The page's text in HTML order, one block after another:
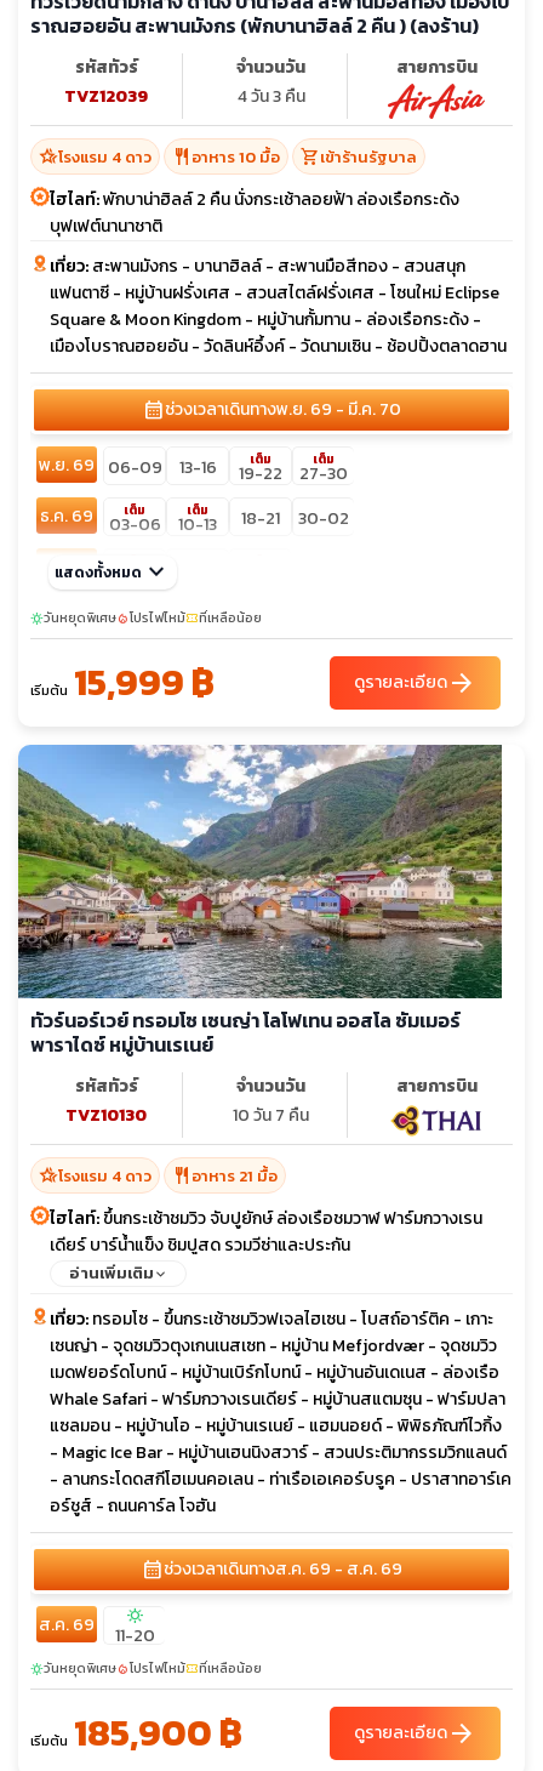
ราณฮอยอัน สะพานมังกร (พักบานาฮิลล์ 2 คืน ) (ลงร้าน)
รหัสทัวร์
TVZ12039
จำนวนวัน
4 วัน 3 คืน
สายการบิน
hotel_classโรงแรม 4 ดาว restaurant อาหาร 10 มื้อ shopping_cartเข้าร้านรัฐบาล
ไฮไลท์:พักบาน่าฮิลล์ 2 คืน นั่งกระเช้าลอยฟ้า ล่องเรือกระด้ง
บุฟเฟต์นานาชาติ
เที่ยว:สะพานมังกร - บานาฮิลล์ - สะพานมือสีทอง - สวนสนุก
แฟนตาซี - หมู่บ้านฝรั่งเศส - สวนสไตล์ฝรั่งเศส - โซนใหม่ Eclipse
Square & Moon Kingdom - หมู่บ้านกั้มทาน - ล่องเรือกระด้ง -
เมืองโบราณฮอยอัน - วัดลินห์อึ้งค์ - วัดนามเซิน - ช้อปปิ้งตลาดฮาน
calendar_monthช่วงเวลาเดินทางพ.ย. 69 - มี.ค. 70
พ.ย. 69 06-09 13-16 เต็ม
19-22
เต็ม
27-30
ธ.ค. 69
เต็ม
03-06
เต็ม
10-13 18-21
30-02
ม.ค. 70
08-11
ก.พ. 70
เต็ม
26-01
มี.ค. 70
04-07
เต็ม
11-14
เต็ม
แสดงทั้งหมด keyboard_arrow_down
sunnyวันหยุดพิเศษlocal_fire_departmentโปรไฟไหม้confirmation_numberที่เหลือน้อย
เริ่มต้น 15,999 ฿ ดูรายละเอียดarrow_forward
ทัวร์นอร์เวย์ ทรอมโซ เซนญ่า โลโฟเทน ออสโล ซัมเมอร์
พาราไดซ์ หมู่บ้านเรเนย์
รหัสทัวร์
TVZ10130
จำนวนวัน
10 วัน 7 คืน
สายการบิน
hotel_classโรงแรม 4 ดาว restaurant อาหาร 21 มื้อ
ไฮไลท์:ขึ้นกระเช้าชมวิว จับปูยักษ์ ล่องเรือชมวาฬ ฟาร์มกวางเรน
เดียร์ บาร์น้ำแข็ง ชิมปูสด รวมวีซ่าและประกัน
อ่านเพิ่มเติม
เที่ยว:ทรอมโซ - ขึ้นกระเช้าชมวิวฟเจลไฮเซน - โบสถ์อาร์ติค - เกาะ
เซนญ่า - จุดชมวิวตุงเกนเนสเซท - หมู่บ้าน Mefjordvær - จุดชมวิว
เมดฟยอร์ดโบทน์ - หมู่บ้านเบิร์กโบทน์ - หมู่บ้านอันเดเนส - ล่องเรือ
Whale Safari - ฟาร์มกวางเรนเดียร์ - หมู่บ้านสแตมซุน - ฟาร์มปลา
แซลมอน - หมู่บ้านโอ - หมู่บ้านเรเนย์ - แฮมนอยด์ - พิพิธภัณฑ์ไวกิ้ง
- Magic Ice Bar - หมู่บ้านเฮนนิงสวาร์ - สวนประติมากรรมวิกแลนด์
- ลานกระโดดสกีโฮเมนคอเลน - ท่าเรือเอเคอร์บรูค - ปราสาทอาร์เค
อร์ชูส์ - ถนนคาร์ล โจฮัน
calendar_monthช่วงเวลาเดินทางส.ค. 69 - ส.ค. 69
ส.ค. 69 sunny
11-20
sunnyวันหยุดพิเศษlocal_fire_departmentโปรไฟไหม้confirmation_numberที่เหลือน้อย
เริ่มต้น 185,900 ฿ ดูรายละเอียดarrow_forward